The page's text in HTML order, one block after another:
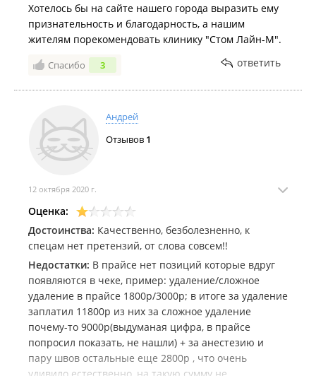
Хотелось бы на сайте нашего города выразить ему
признательность и благодарность, а нашим
жителям порекомендовать клинику "Стом Лайн-М".
Спасибо 3 ответить
Андрей
Отзывов 1
12 октября 2020 г.
Оценка:
Достоинства: Качественно, безболезненно, к
спецам нет претензий, от слова совсем!!
Недостатки: В прайсе нет позиций которые вдруг
появляются в чеке, пример: удаление/сложное
удаление в прайсе 1800р/3000р; в итоге за удаление
заплатил 11800р из них за сложное удаление
почему-то 9000р(выдуманая цифра, в прайсе
попросил показать, не нашли) + за анестезию и
пару швов остальные еще 2800р , что очень